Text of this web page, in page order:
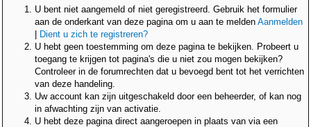
Forum
U bent niet aangemeld of niet geregistreerd. Gebruik het formulier
aan de onderkant van deze pagina om u aan te melden Aanmelden
Dient u zich te registreren?
U hebt geen toestemming om deze pagina te bekijken. Probeert u
toegang te krijgen tot pagina's die u niet zou mogen bekijken?
Controleer in de forumrechten dat u bevoegd bent tot het verrichten
van deze handeling.
Uw account kan zijn uitgeschakeld door een beheerder, of kan nog
in afwachting zijn van activatie.
U hebt deze pagina direct aangeroepen in plaats van via een